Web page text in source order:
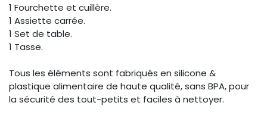
1 Fourchette et cuillère.
1 Assiette carrée.
1 Set de table.
1 Tasse.
Tous les éléments sont fabriqués en silicone &
plastique alimentaire de haute qualité, sans BPA, pour
la sécurité des tout-petits et faciles à nettoyer.